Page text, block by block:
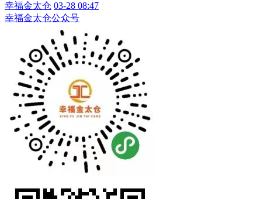
幸福金太仓 03-28 08:47
幸福金太仓公众号